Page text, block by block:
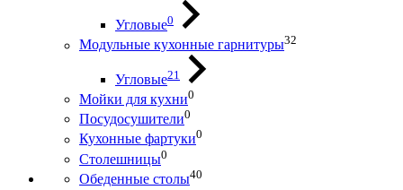
Угловые0
Модульные кухонные гарнитуры32
Угловые21
Мойки для кухни0
Посудосушители0
Кухонные фартуки0
Столешницы0
Обеденные столы40